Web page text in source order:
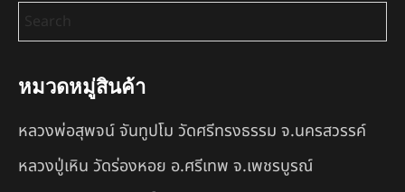
หมวดหมู่สินค้า
หลวงพ่อสุพจน์ จันทูปโม วัดศรีทรงธรรม จ.นครสวรรค์
หลวงปู่เหิน วัดร่องหอย อ.ศรีเทพ จ.เพชรบูรณ์